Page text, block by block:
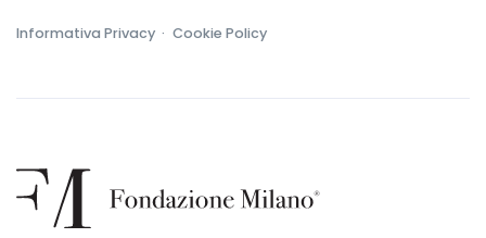
Informativa Privacy · Cookie Policy